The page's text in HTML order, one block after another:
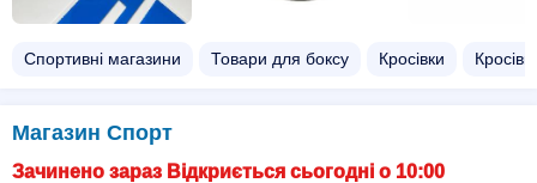
Спортивні магазини Товари для боксу Кросівки
Магазин Спорт
Зачинено зараз Відкриється сьогодні о 10:00